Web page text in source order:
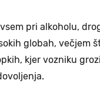
pri alkoholu,
globah, večjem
kjer vozniku